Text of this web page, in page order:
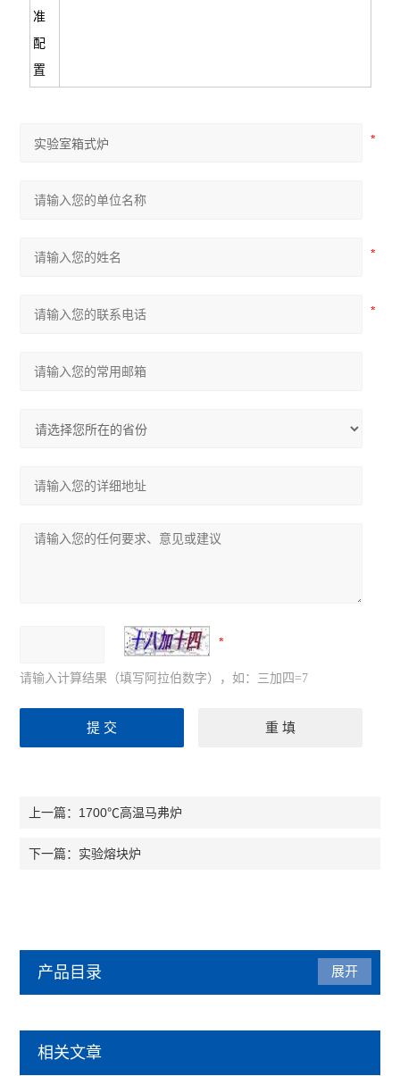
准
配
置
请输入计算结果（填写阿拉伯数字），如：三加四=7
上一篇： 1700℃高温马弗炉
下一篇： 实验熔块炉
产品目录
陶瓷纤维马弗炉
展开
相关文章